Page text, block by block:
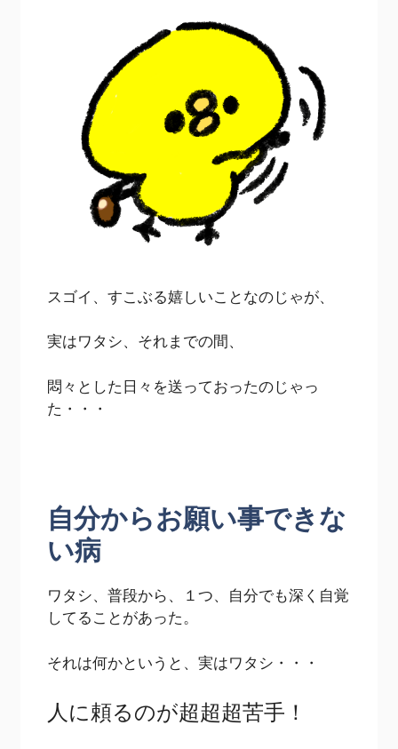
スゴイ、すこぶる嬉しいことなのじゃが、
実はワタシ、それまでの間、
悶々とした日々を送っておったのじゃっ
た・・・
自分からお願い事できな
い病
ワタシ、普段から、１つ、自分でも深く自覚
してることがあった。
それは何かというと、実はワタシ・・・
人に頼るのが超超超苦手！